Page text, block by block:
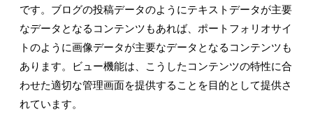
です。ブログの投稿データのようにテキストデータが主要
なデータとなるコンテンツもあれば、ポートフォリオサイ
トのように画像データが主要なデータとなるコンテンツも
あります。ビュー機能は、こうしたコンテンツの特性に合
わせた適切な管理画面を提供することを目的として提供さ
れています。